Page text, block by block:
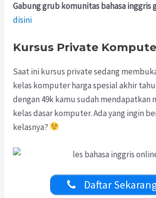
Gabung grub komunitas bahasa inggris
disini
Kursus Private
Saat ini kursus private sedang
kelas komputer harga spesial akhir
dengan 49k kamu sudah mendapatkan
kelas dasar komputer. Ada yang ingin
kelasnya?
Daftar